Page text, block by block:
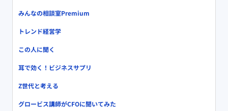
みんなの相談室Premium
トレンド経営学
この人に聞く
耳で効く！ビジネスサプリ
Z世代と考える
グロービス講師がCFOに聞いてみた